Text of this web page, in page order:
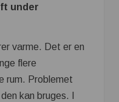
under
varme. Det er en
flere
rum. Problemet
kan bruges. I